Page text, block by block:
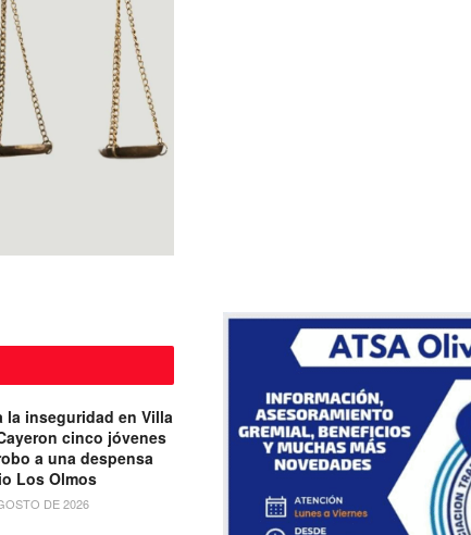
la inseguridad en Villa
cinco jóvenes
a una despensa
Los Olmos
DE 2026